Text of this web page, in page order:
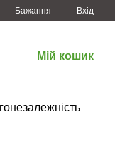
Бажання Вхід
Мій кошик